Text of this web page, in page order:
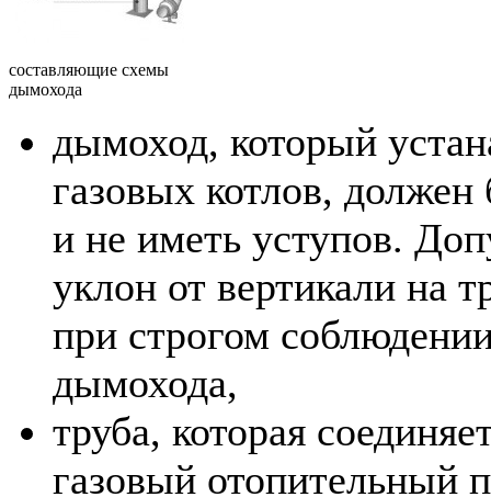
составляющие схемы
дымохода
дымоход, который
газовых котлов,
и не иметь уступов.
уклон от вертикали на
при строгом
дымохода,
труба, которая
газовый отопительный